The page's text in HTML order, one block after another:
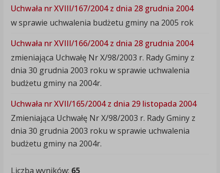
Uchwała nr XVIII/167/2004 z dnia 28 grudnia 2004
w sprawie uchwalenia budżetu gminy na 2005 rok
Uchwała nr XVIII/166/2004 z dnia 28 grudnia 2004
zmieniająca Uchwałę Nr X/98/2003 r. Rady Gminy z
dnia 30 grudnia 2003 roku w sprawie uchwalenia
budżetu gminy na 2004r.
Uchwała nr XVII/165/2004 z dnia 29 listopada 2004
Zmieniająca Uchwałę Nr X/98/2003 r. Rady Gminy z
dnia 30 grudnia 2003 roku w sprawie uchwalenia
budżetu gminy na 2004r.
Liczba wyników: 65